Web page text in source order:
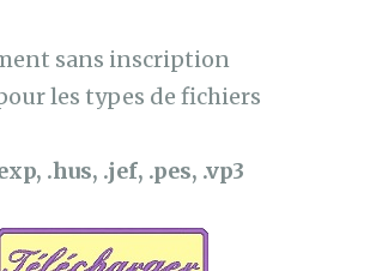
sans inscription
les types de fichiers
.hus, .jef, .pes, .vp3